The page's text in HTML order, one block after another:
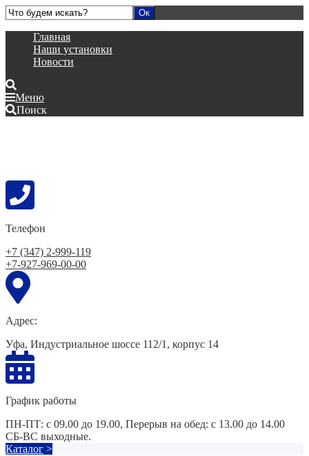
Главная
Наши установки
Новости
Меню
Поиск
Телефон
+7 (347) 2-999-119
+7-927-969-00-00
Адрес:
Уфа, Индустриальное шоссе 112/1, корпус 14
График работы
ПН-ПТ: с 09.00 до 19.00, Перерыв на обед: с 13.00 до 14.00
СБ-ВС выходные.
Каталог >